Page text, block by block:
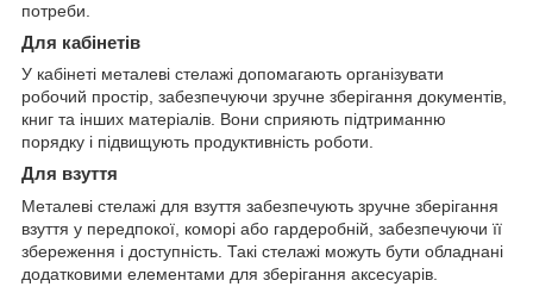
потреби.
Для кабінетів
У кабінеті металеві стелажі допомагають організувати
робочий простір, забезпечуючи зручне зберігання документів,
книг та інших матеріалів. Вони сприяють підтриманню
порядку і підвищують продуктивність роботи.
Для взуття
Металеві стелажі для взуття забезпечують зручне зберігання
взуття у передпокої, коморі або гардеробній, забезпечуючи її
збереження і доступність. Такі стелажі можуть бути обладнані
додатковими елементами для зберігання аксесуарів.